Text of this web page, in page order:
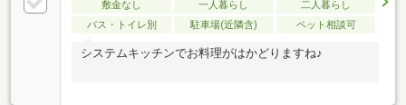
敷金なし 一人暮らし
二人暮らし
バス・トイレ別
駐車場(近隣含) ペット相談可
システムキッチンでお料理がはかどりますね♪